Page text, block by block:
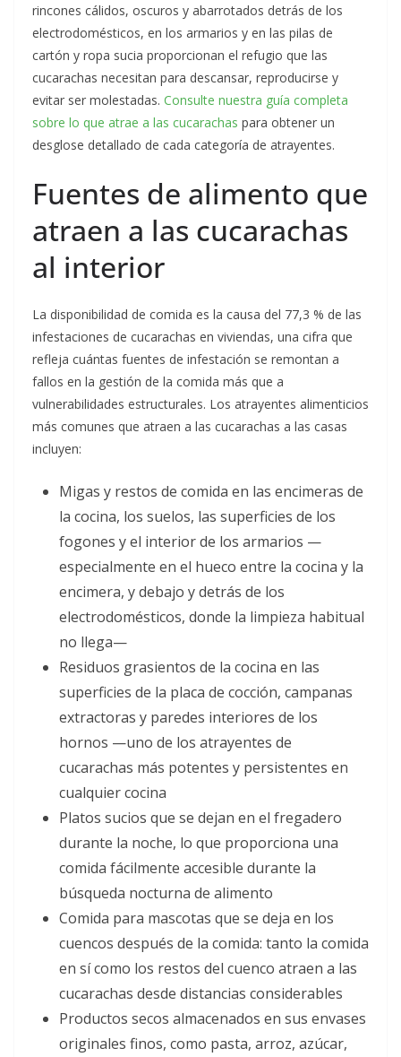
rincones cálidos, oscuros y abarrotados detrás de los
electrodomésticos, en los armarios y en las pilas de
cartón y ropa sucia proporcionan el refugio que las
cucarachas necesitan para descansar, reproducirse y
evitar ser molestadas. Consulte nuestra guía completa
sobre lo que atrae a las cucarachas para obtener un
desglose detallado de cada categoría de atrayentes.
Fuentes de alimento que
atraen a las cucarachas
al interior
La disponibilidad de comida es la causa del 77,3 % de las
infestaciones de cucarachas en viviendas, una cifra que
refleja cuántas fuentes de infestación se remontan a
fallos en la gestión de la comida más que a
vulnerabilidades estructurales. Los atrayentes alimenticios
más comunes que atraen a las cucarachas a las casas
incluyen:
Migas y restos de comida en las encimeras de
la cocina, los suelos, las superficies de los
fogones y el interior de los armarios —
especialmente en el hueco entre la cocina y la
encimera, y debajo y detrás de los
electrodomésticos, donde la limpieza habitual
no llega—
Residuos grasientos de la cocina en las
superficies de la placa de cocción, campanas
extractoras y paredes interiores de los
hornos —uno de los atrayentes de
cucarachas más potentes y persistentes en
cualquier cocina
Platos sucios que se dejan en el fregadero
durante la noche, lo que proporciona una
comida fácilmente accesible durante la
búsqueda nocturna de alimento
Comida para mascotas que se deja en los
cuencos después de la comida: tanto la comida
en sí como los restos del cuenco atraen a las
cucarachas desde distancias considerables
Productos secos almacenados en sus envases
originales finos, como pasta, arroz, azúcar,